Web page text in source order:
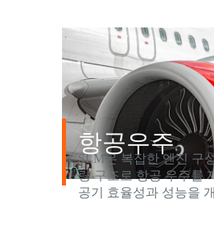
항공우주
SLM은 복잡한 엔진 구
량 구조로 항공 우주를
공기 효율성과 성능을